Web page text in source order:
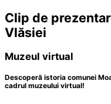
Clip de
Vlăsiei
Muzeul virtual
Descoperă istoria comunei
cadrul muzeului virtual!